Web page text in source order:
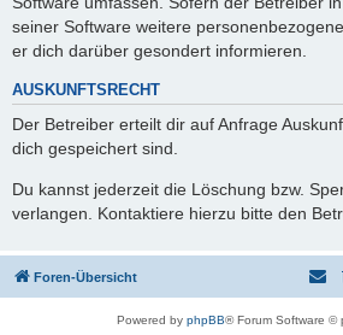
seiner Software weitere
er dich darüber gesondert informieren.
AUSKUNFTSRECHT
Der Betreiber erteilt dir auf Anfrage
dich gespeichert sind.
Du kannst jederzeit die Löschung bzw.
verlangen. Kontaktiere hierzu bitte den
Foren-Übersicht
Powered by phpBB® Forum Software ©